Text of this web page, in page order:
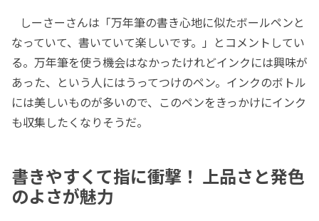
しーさーさんは「万年筆の書き心地に似たボールペンと
なっていて、書いていて楽しいです。」とコメントしてい
る。万年筆を使う機会はなかったけれどインクには興味が
あった、という人にはうってつけのペン。インクのボトル
には美しいものが多いので、このペンをきっかけにインク
も収集したくなりそうだ。
書きやすくて指に衝撃！ 上品さと発色
のよさが魅力